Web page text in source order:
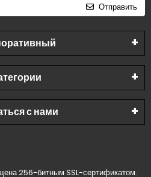
Отправить
с нами
256-битным SSL-сертификатом.